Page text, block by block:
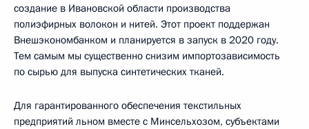
создание в Ивановской области производства
полиэфирных волокон и нитей. Этот проект поддержан
Внешэкономбанком и планируется в запуск в 2020 году.
Тем самым мы существенно снизим импортозависимость
по сырью для выпуска синтетических тканей.
Для гарантированного обеспечения текстильных
предприятий льном вместе с Минсельхозом, субъектами